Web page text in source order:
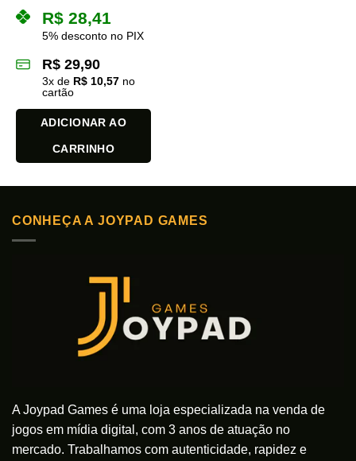
R$ 28,41
5% desconto no PIX
R$ 29,90
3x de R$ 10,57 no
cartão
ADICIONAR AO
CARRINHO
CONHEÇA A JOYPAD GAMES
A Joypad Games é uma loja especializada na venda de
jogos em mídia digital, com 3 anos de atuação no
mercado. Trabalhamos com autenticidade, rapidez e